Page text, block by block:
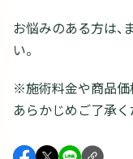
お悩みのある方は
い。
※施術料金や商品価
あらかじめご了承く